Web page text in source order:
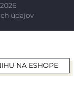
údajov
NA ESHOPE